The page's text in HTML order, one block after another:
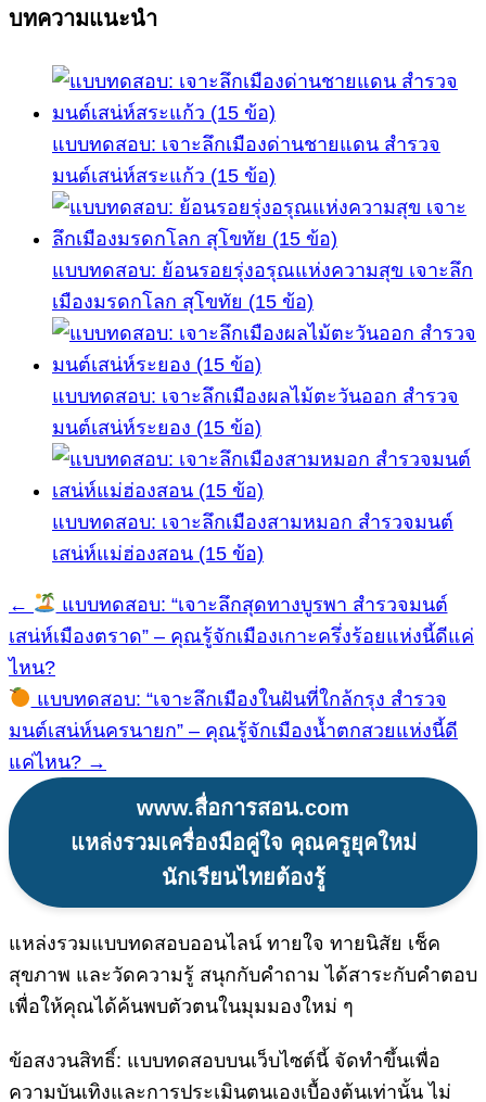
บทความแนะนำ
แบบทดสอบ: เจาะลึกเมืองด่านชายแดน สำรวจ
มนต์เสน่ห์สระแก้ว (15 ข้อ)
แบบทดสอบ: ย้อนรอยรุ่งอรุณแห่งความสุข เจาะลึก
เมืองมรดกโลก สุโขทัย (15 ข้อ)
แบบทดสอบ: เจาะลึกเมืองผลไม้ตะวันออก สำรวจ
มนต์เสน่ห์ระยอง (15 ข้อ)
แบบทดสอบ: เจาะลึกเมืองสามหมอก สำรวจมนต์
เสน่ห์แม่ฮ่องสอน (15 ข้อ)
แนะแนว
เรื่อง
←
แบบทดสอบ: “เจาะลึกสุดทางบูรพา สำรวจมนต์
เสน่ห์เมืองตราด” – คุณรู้จักเมืองเกาะครึ่งร้อยแห่งนี้ดีแค่
ไหน?
แบบทดสอบ: “เจาะลึกเมืองในฝันที่ใกล้กรุง สำรวจ
มนต์เสน่ห์นครนายก” – คุณรู้จักเมืองน้ำตกสวยแห่งนี้ดี
แค่ไหน? →
www.สื่อการสอน.com
แหล่งรวมเครื่องมือคู่ใจ คุณครูยุคใหม่
นักเรียนไทยต้องรู้
แหล่งรวมแบบทดสอบออนไลน์ ทายใจ ทายนิสัย เช็ค
สุขภาพ และวัดความรู้ สนุกกับคำถาม ได้สาระกับคำตอบ
เพื่อให้คุณได้ค้นพบตัวตนในมุมมองใหม่ ๆ
ข้อสงวนสิทธิ์: แบบทดสอบบนเว็บไซต์นี้ จัดทำขึ้นเพื่อ
ความบันเทิงและการประเมินตนเองเบื้องต้นเท่านั้น ไม่